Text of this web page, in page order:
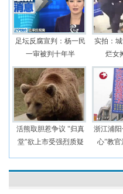
足坛反腐宣判：杨一民
一审被判十年半
实拍：
烂女
活熊取胆惹争议 "归真
堂"欲上市受强烈质疑
浙江浦阳
心”教